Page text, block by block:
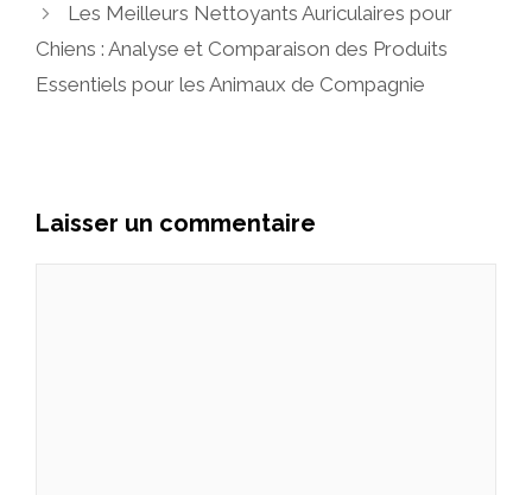
Les Meilleurs Nettoyants Auriculaires pour
Chiens : Analyse et Comparaison des Produits
Essentiels pour les Animaux de Compagnie
Laisser un commentaire